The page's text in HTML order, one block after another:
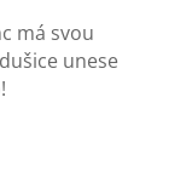
má svou
unese